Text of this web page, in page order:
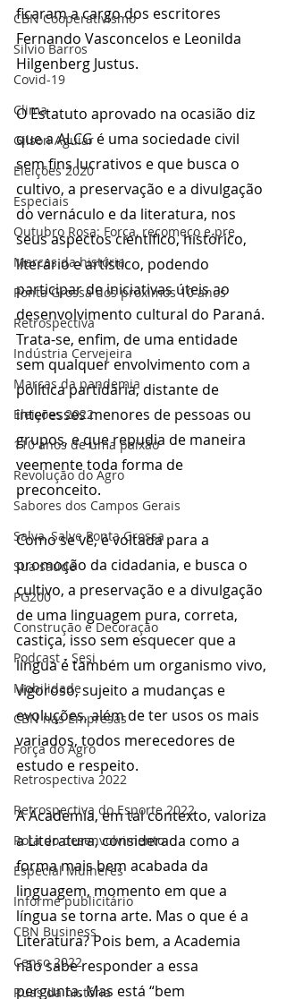
CBN Cooperativismo
Silvio Barros
Covid-19
Clima
Gilson Aguiar
Eleições 2020
Especiais
Outubro Rosa: Força, recomeço e pre
Marcas da história
Ponta Grossa dos próximos 10 anos
Retrospectiva
Indústria Cervejeira
Marcas da pandemia
Eleições 2022
110 anos de uma paixão
Revolução do Agro
Sabores dos Campos Gerais
Salva, Salve Ponta Grossa
Sua saúde
PG200
Construção e Decoração
Podcast - Sesi
Mobilidade
CBN nas Empresas
Força do Agro
Retrospectiva 2022
Retrospectiva do Esporte 2022
Rota do desenvolvimento
Especial Mulheres
Informe publicitário
CBN Business
Censo 2022
Ruas da história
ficaram a cargo dos escritores
Fernando Vasconcelos e Leonilda
Hilgenberg Justus.
O Estatuto aprovado na ocasião diz
que a ALCG é uma sociedade civil
sem fins lucrativos e que busca o
cultivo, a preservação e a divulgação
do vernáculo e da literatura, nos
seus aspectos científico, histórico,
literário e artístico, podendo
participar de iniciativas úteis ao
desenvolvimento cultural do Paraná.
Trata-se, enfim, de uma entidade
sem qualquer envolvimento com a
política partidária, distante de
interesses menores de pessoas ou
grupos, e que repudia de maneira
veemente toda forma de
preconceito.
Como se vê, é voltada para a
promoção da cidadania, e busca o
cultivo, a preservação e a divulgação
de uma linguagem pura, correta,
castiça, isso sem esquecer que a
língua é também um organismo vivo,
vigoroso, sujeito a mudanças e
evoluções, além de ter usos os mais
variados, todos merecedores de
estudo e respeito.
A Academia, em tal contexto, valoriza
a Literatura, considerada como a
forma mais bem acabada da
linguagem, momento em que a
língua se torna arte. Mas o que é a
Literatura? Pois bem, a Academia
não sabe responder a essa
pergunta. Mas está “bem